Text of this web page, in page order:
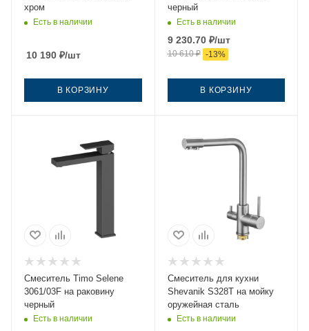
хром
Есть в наличии
10 190 ₽/шт
В КОРЗИНУ
черный
Есть в наличии
9 230.70₽/шт
10 610₽ -13%
В КОРЗИНУ
Смеситель Timo Selene
3061/03F на раковину
черный
Есть в наличии
Смеситель для кухни
Shevanik S328T на мойку
оружейная сталь
Есть в наличии